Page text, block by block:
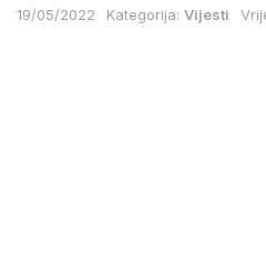
19/05/2022 Kategorija: Vijesti